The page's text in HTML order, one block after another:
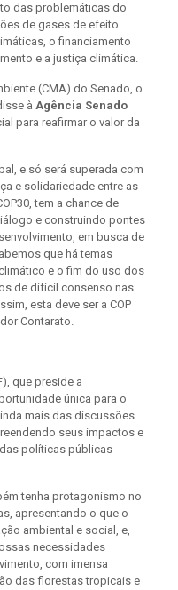
das problemáticas do
de gases de efeito
o financiamento
e a justiça climática.
(CMA) do Senado, o
à Agência Senado
para reafirmar o valor da
e só será superada com
e solidariedade entre as
tem a chance de
e construindo pontes
em busca de
que há temas
e o fim do uso dos
de difícil consenso nas
esta deve ser a COP
Contarato.
que preside a
única para o
mais das discussões
seus impactos e
políticas públicas
tenha protagonismo no
apresentando o que o
ambiental e social, e,
necessidades
com imensa
das florestas tropicais e